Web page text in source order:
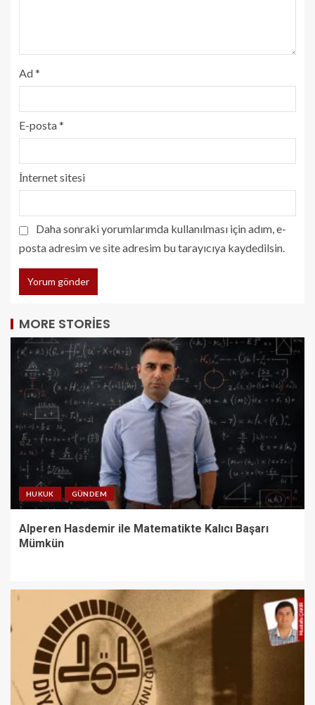
Ad*
E-posta*
İnternet sitesi
Daha sonraki yorumlarımda kullanılması için adım, e-
posta adresim ve site adresim bu tarayıcıya kaydedilsin.
MORE STORIES
HUKUK GÜNDEM
Alperen Hasdemir ile Matematikte Kalıcı Başarı
Mümkün